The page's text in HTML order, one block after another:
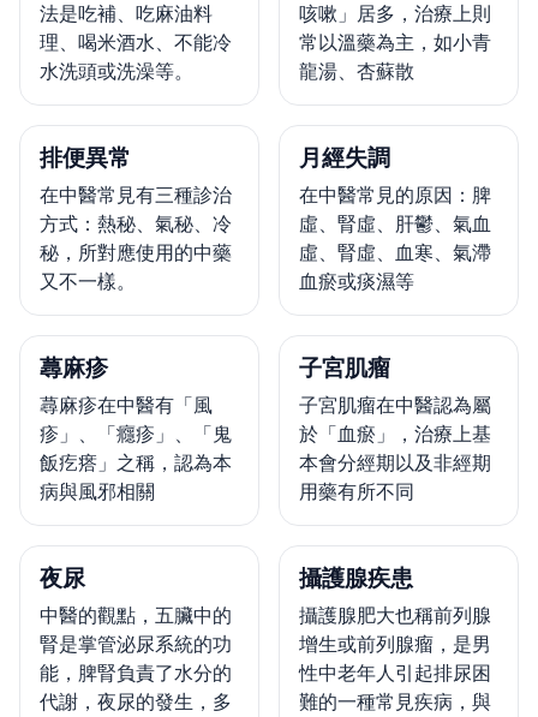
法是吃補、吃麻油料
理、喝米酒水、不能冷
水洗頭或洗澡等。
咳嗽」居多，治療上則
常以溫藥為主，如小青
龍湯、杏蘇散
排便異常
在中醫常見有三種診治
方式：熱秘、氣秘、冷
秘，所對應使用的中藥
又不一樣。
月經失調
在中醫常見的原因：脾
虛、腎虛、肝鬱、氣血
虛、腎虛、血寒、氣滯
血瘀或痰濕等
蕁麻疹
蕁麻疹在中醫有「風
疹」、「癮疹」、「鬼
飯疙瘩」之稱，認為本
病與風邪相關
子宮肌瘤
子宮肌瘤在中醫認為屬
於「血瘀」，治療上基
本會分經期以及非經期
用藥有所不同
夜尿
中醫的觀點，五臟中的
腎是掌管泌尿系統的功
能，脾腎負責了水分的
代謝，夜尿的發生，多
攝護腺疾患
攝護腺肥大也稱前列腺
增生或前列腺瘤，是男
性中老年人引起排尿困
難的一種常見疾病，與